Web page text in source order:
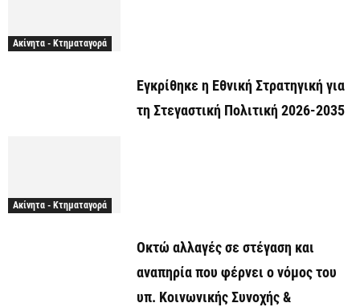
Ακίνητα - Κτηματαγορά
Εγκρίθηκε η Εθνική Στρατηγική για
τη Στεγαστική Πολιτική 2026-2035
Ακίνητα - Κτηματαγορά
Οκτώ αλλαγές σε στέγαση και
αναπηρία που φέρνει ο νόμος του
υπ. Κοινωνικής Συνοχής &